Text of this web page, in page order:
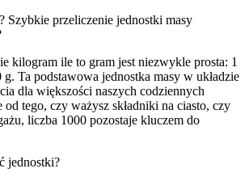
Szybkie przeliczenie jednostki masy
kilogram ile to gram jest niezwykle prosta: 1
g. Ta podstawowa jednostka masy w układzie
dla większości naszych codziennych
tego, czy ważysz składniki na ciasto, czy
liczba 1000 pozostaje kluczem do
jednostki?